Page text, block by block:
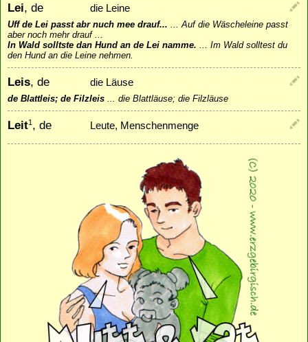
Lei, de die Leine
Uff de Lei passt abr nuch mee drauf... ...Auf die Wäscheleine passt
aber noch mehr drauf ...
In Wald solltste dan Hund an de Lei namme. ... Im Wald solltest du
den Hund an die Leine nehmen.
Leis, de die Läuse
de Blattleis; de Filzleis ... die Blattläuse; die Filzläuse
Leit1, de Leute, Menschenmenge